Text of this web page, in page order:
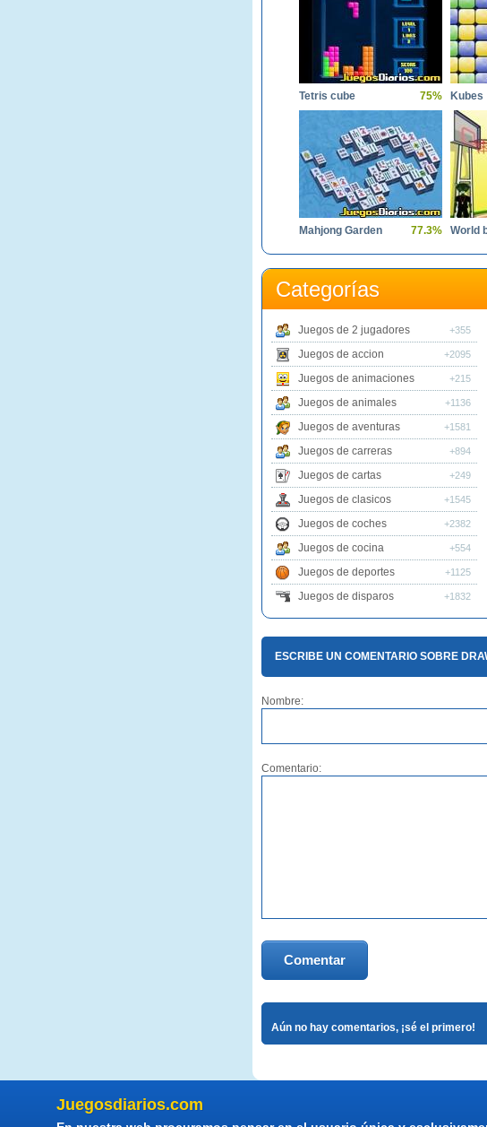
Tetris cube 75% Kubes
Mahjong Garden 77.3%
Categorías
Juegos de 2 jugadores +355
Juegos de accion +2095
Juegos de animaciones +215
Juegos de animales +1136
Juegos de aventuras +1581
Juegos de carreras +894
Juegos de cartas +249
Juegos de clasicos +1545
Juegos de coches +2382
Juegos de cocina +554
Juegos de deportes +1125
Juegos de disparos +1832
ESCRIBE UN COMENTARIO SOBRE
Nombre:
Comentario:
Comentar
Aún no hay comentarios, ¡sé el primero!
Juegosdiarios.com